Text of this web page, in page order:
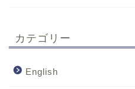
カテゴリー
English